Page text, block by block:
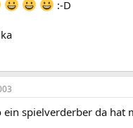
:-D
ein spielverderber da hat